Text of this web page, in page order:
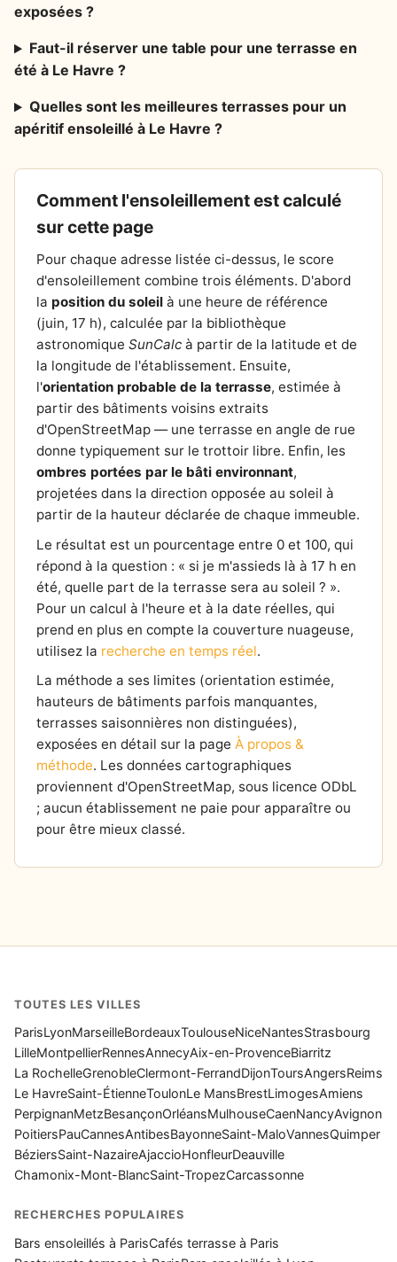
exposées ?
Faut-il réserver une table pour une terrasse en
été à Le Havre ?
Quelles sont les meilleures terrasses pour un
apéritif ensoleillé à Le Havre ?
Comment l'ensoleillement est calculé
sur cette page
Pour chaque adresse listée ci-dessus, le score
d'ensoleillement combine trois éléments. D'abord
la position du soleil à une heure de référence
(juin, 17 h), calculée par la bibliothèque
astronomique SunCalc à partir de la latitude et de
la longitude de l'établissement. Ensuite,
l'orientation probable de la terrasse, estimée à
partir des bâtiments voisins extraits
d'OpenStreetMap — une terrasse en angle de rue
donne typiquement sur le trottoir libre. Enfin, les
ombres portées par le bâti environnant,
projetées dans la direction opposée au soleil à
partir de la hauteur déclarée de chaque immeuble.
Le résultat est un pourcentage entre 0 et 100, qui
répond à la question : « si je m'assieds là à 17 h en
été, quelle part de la terrasse sera au soleil ? ».
Pour un calcul à l'heure et à la date réelles, qui
prend en plus en compte la couverture nuageuse,
utilisez la recherche en temps réel.
La méthode a ses limites (orientation estimée,
hauteurs de bâtiments parfois manquantes,
terrasses saisonnières non distinguées),
exposées en détail sur la page À propos &
méthode. Les données cartographiques
proviennent d'OpenStreetMap, sous licence ODbL
; aucun établissement ne paie pour apparaître ou
pour être mieux classé.
TOUTES LES VILLES
ParisLyonMarseilleBordeauxToulouseNiceNantesStrasbourg
LilleMontpellierRennesAnnecyAix-en-ProvenceBiarritz
La RochelleGrenobleClermont-FerrandDijonToursAngersReims
Le HavreSaint-ÉtienneToulonLe MansBrestLimogesAmiens
PerpignanMetzBesançonOrléansMulhouseCaenNancyAvignon
PoitiersPauCannesAntibesBayonneSaint-MaloVannesQuimper
BéziersSaint-NazaireAjaccioHonfleurDeauville
Chamonix-Mont-BlancSaint-TropezCarcassonne
RECHERCHES POPULAIRES
Bars ensoleillés à ParisCafés terrasse à Paris